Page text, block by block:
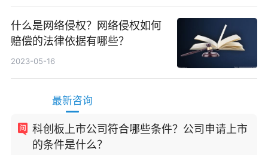
什么是网络侵权？网络侵权如何
赔偿的法律依据有哪些？
2023-05-16
最新咨询
科创板上市公司符合哪些条件？公司申请上市
的条件是什么？